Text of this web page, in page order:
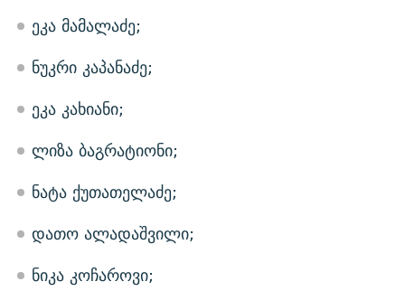
ეკა მამალაძე;
ნუკრი კაპანაძე;
ეკა კახიანი;
ლიზა ბაგრატიონი;
ნატა ქუთათელაძე;
დათო ალადაშვილი;
ნიკა კოჩაროვი;